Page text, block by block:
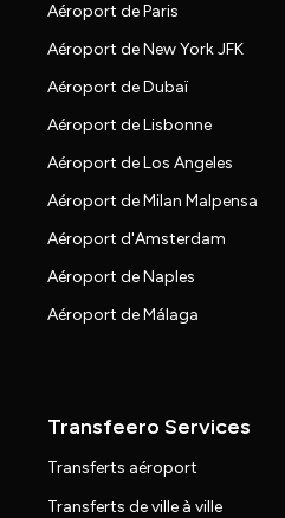
Aéroport de Paris
Aéroport de New York JFK
Aéroport de Dubaï
Aéroport de Lisbonne
Aéroport de Los Angeles
Aéroport de Milan Malpensa
Aéroport d'Amsterdam
Aéroport de Naples
Aéroport de Málaga
Transfeero Services
Transferts aéroport
Transferts de ville à ville